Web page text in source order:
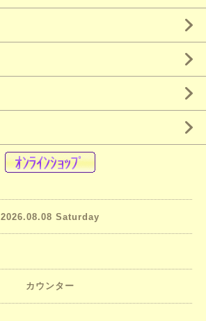
2026.08.08 Saturday
カウンター